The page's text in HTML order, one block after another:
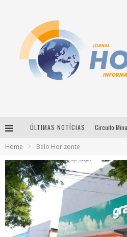
ÚLTIMAS NOTÍCIAS
Home Belo Horizonte